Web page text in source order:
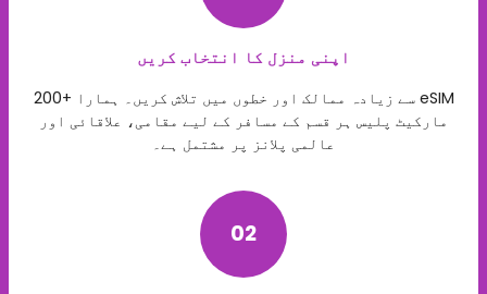
اپنی منزل کا انتخاب کریں
200+ سے زیادہ ممالک اور خطوں میں تلاش کریں۔ ہمارا eSIM
مارکیٹ پلیس ہر قسم کے مسافر کے لیے مقامی، علاقائی اور
عالمی پلانز پر مشتمل ہے۔
02